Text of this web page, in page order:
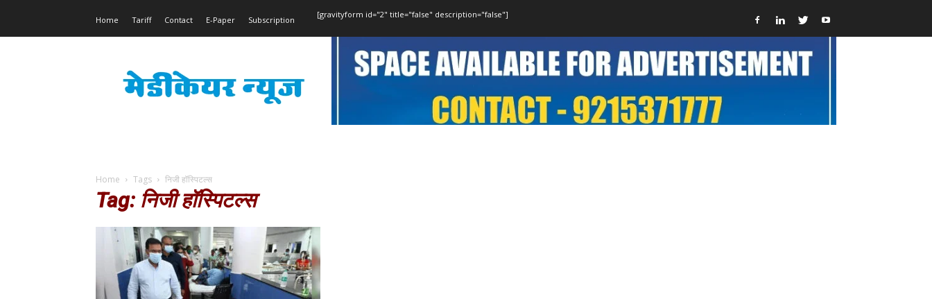
Home Tariff Contact E-Paper Subscription
[gravityform id="2" title="false" description="false"]
News
Home Tags निजी हॉस्पिटल्स
Tag: निजी हॉस्पिटल्स